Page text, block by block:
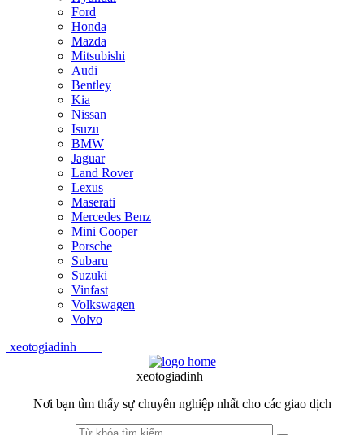
Ford
Honda
Mazda
Mitsubishi
Audi
Bentley
Kia
Nissan
Isuzu
BMW
Jaguar
Land Rover
Lexus
Maserati
Mercedes Benz
Mini Cooper
Porsche
Subaru
Suzuki
Vinfast
Volkswagen
Volvo
xeotogiadinh
xeotogiadinh
Nơi bạn tìm thấy sự chuyên nghiệp nhất cho các giao dịch